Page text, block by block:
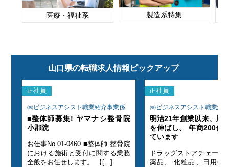
医療・福祉系 製造系特集
山口県の転職求人情報ピックアップ
正社員
㈱ビジネスアシスト職業紹介事業係
■整体師募集! ヤマナシ整骨院
小郡院
お仕事No.01-0460 ■整体師 整骨院
における施術と受付に関する業務
全般をお任せします。 【[...]
正社員
㈱ビジネスアシスト職業紹
明治21年創業以来、順
を伸ばし、 年商200億
ています
ドラッグストアチェーン
薬品、 化粧品、日用雑